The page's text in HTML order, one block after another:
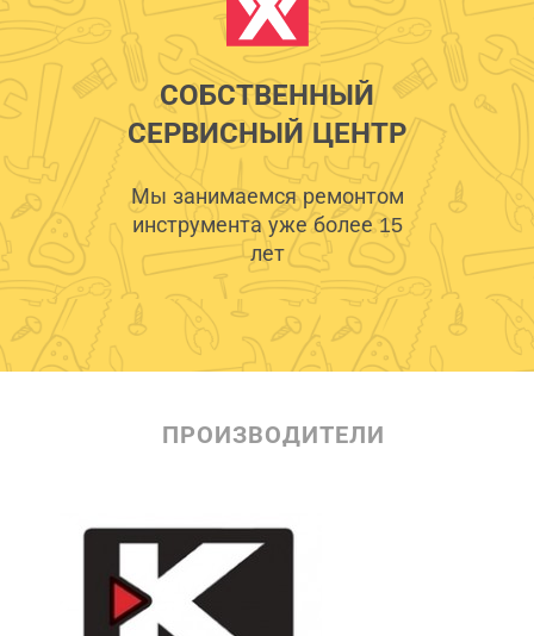
СОБСТВЕННЫЙ
СЕРВИСНЫЙ ЦЕНТР
Мы занимаемся ремонтом
инструмента уже более 15
лет
ПРОИЗВОДИТЕЛИ